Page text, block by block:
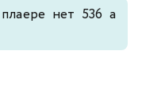
нет 536 а